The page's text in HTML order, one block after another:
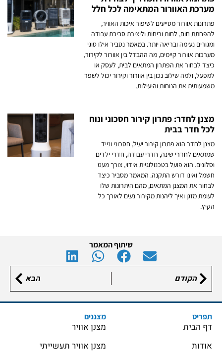
מערכת האוורור המתאימה לכל חלל
פתרונות אוורור מסייעים לשיפור איכות האוויר,
להפחתת חום, לחות וריחות וליצירת סביבת עבודה
ומגורים נעימה ובריאה יותר. במאמר נסביר אילו סוגי
מערכות אוורור קיימים, מה ההבדל בין אוורור לקירור,
כיצד לבחור את הפתרון המתאים לבית, לעסק או
למפעל, ולמה שילוב נכון בין אוורור וקירור יכול לשפר
משמעותית את הנוחות והיעילות.
מצנן לחדר: פתרון קירור חסכוני ונוח
לכל חדר בבית
מצנן לחדר הוא פתרון קירור יעיל, חסכוני ונייד
שמתאים לחדרי שינה, חדרי עבודה, חדרי ילדים
וסלונים. הוא פועל בטכנולוגיית אידוי, צורך מעט
חשמל ואינו דורש התקנה. המאמר מסביר כיצד
לבחור את המצנן המתאים, מהם היתרונות שלו
לעומת מזגן ואיך ליהנות מקירור נעים לאורך כל
הקיץ.
שיתוף המאמר
הקודם הבא
תפריט
דף הבית
אודות
מצננים
מצנן אוויר
מצנן אוויר תעשייתי